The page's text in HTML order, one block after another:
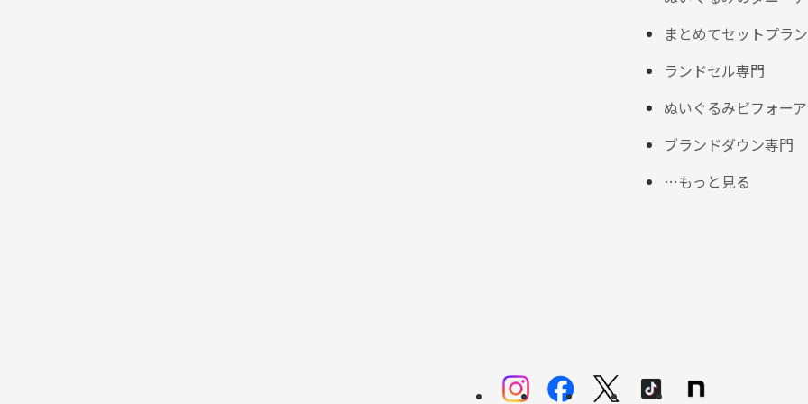
まとめてセットプラン
ランドセル専門
ぬいぐるみビフォー
ブランドダウン専門
…もっと見る